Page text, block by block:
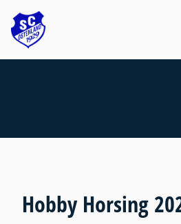
Hobby Horsing